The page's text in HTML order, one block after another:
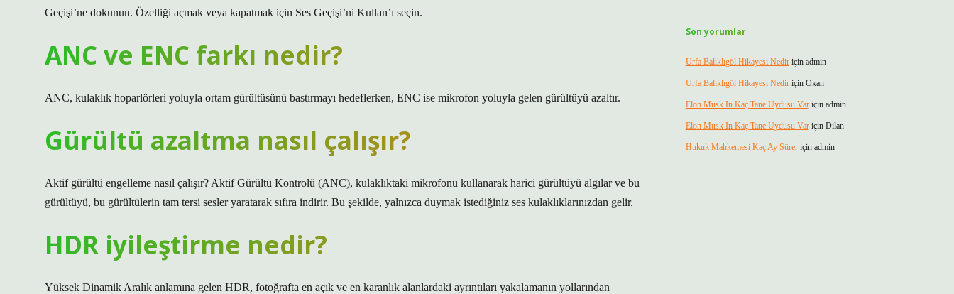
Geçişi’ne dokunun. Özelliği açmak veya kapatmak için Ses Geçişi’ni Kullan’ı seçin.
ANC ve ENC farkı nedir?
ANC, kulaklık hoparlörleri yoluyla ortam gürültüsünü bastırmayı hedeflerken, ENC ise mikrofon yoluyla gelen gürültüyü azaltır.
Gürültü azaltma nasıl çalışır?
Aktif gürültü engelleme nasıl çalışır? Aktif Gürültü Kontrolü (ANC), kulaklıktaki mikrofonu kullanarak harici gürültüyü algılar ve bu
gürültüyü, bu gürültülerin tam tersi sesler yaratarak sıfıra indirir. Bu şekilde, yalnızca duymak istediğiniz ses kulaklıklarınızdan gelir.
HDR iyileştirme nedir?
Yüksek Dinamik Aralık anlamına gelen HDR, fotoğrafta en açık ve en karanlık alanlardaki ayrıntıları yakalamanın yollarından
Son yorumlar
Urfa Balıklıgöl Hikayesi Nediriçin admin
Urfa Balıklıgöl Hikayesi Nediriçin Okan
Elon Musk In Kaç Tane Uydusu Variçin admin
Elon Musk In Kaç Tane Uydusu Variçin Dilan
Hukuk Mahkemesi Kaç Ay Süreriçin admin